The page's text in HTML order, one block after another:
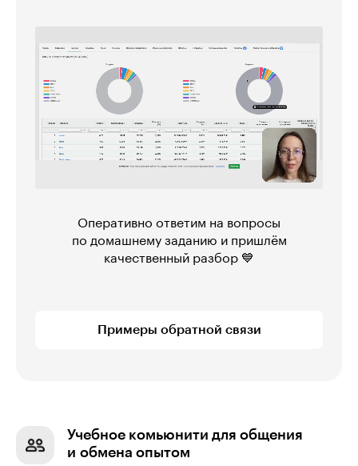
Оперативно ответим на вопросы
по домашнему заданию и пришлём
качественный разбор 💙
Примеры обратной связи
Учебное комьюнити для общения
и обмена опытом